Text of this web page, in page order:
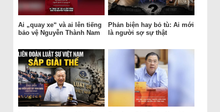
Ai „quay xe“ và ai lên tiếng
bảo vệ Nguyễn Thành Nam
Phản biện hay bỏ tù: Ai mới
là người sợ sự thật